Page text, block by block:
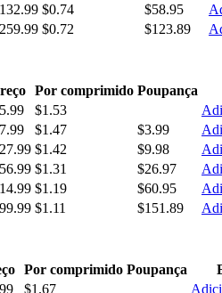
$0.74 $58.95
$0.72 $123.89
Por comprimido Poupança
$1.53
$1.47 $3.99
$1.42 $9.98
$1.31 $26.97
$1.19 $60.95
$1.11 $151.89
Por comprimido Poupança
$1.67